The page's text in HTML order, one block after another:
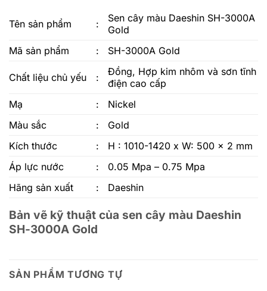
Tên sản phẩm :
Sen cây màu Daeshin SH-3000A
Gold
Mã sản phẩm
: SH-3000A Gold
Chất liệu chủ yếu :
Đồng, Hợp kim nhôm và sơn tĩnh
điện cao cấp
Mạ
:
Nickel
Màu sắc
:
Gold
Kích thước
:
H : 1010-1420 x W: 500 x 2 mm
Áp lực nước
:
0.05 Mpa – 0.75 Mpa
Hãng sản xuất
: Daeshin
Bản vẽ kỹ thuật của sen cây màu Daeshin
SH-3000A Gold
SẢN PHẨM TƯƠNG TỰ